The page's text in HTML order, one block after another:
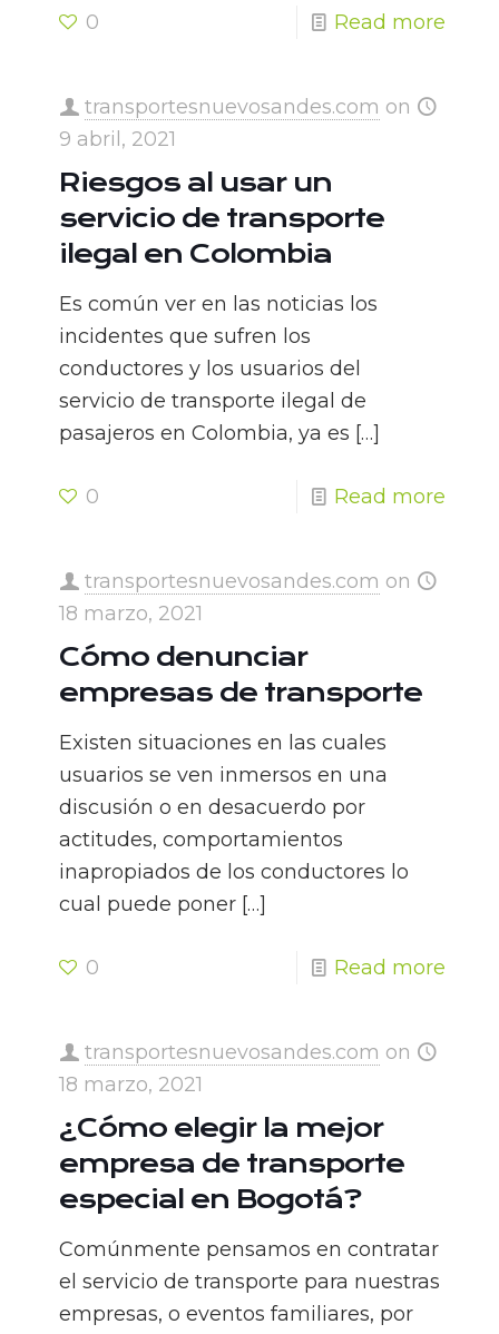
0 Read more
transportesnuevosandes.com on
9 abril, 2021
Riesgos al usar un
servicio de transporte
ilegal en Colombia
Es común ver en las noticias los
incidentes que sufren los
conductores y los usuarios del
servicio de transporte ilegal de
pasajeros en Colombia, ya es […]
0 Read more
transportesnuevosandes.com on
18 marzo, 2021
Cómo denunciar
empresas de transporte
Existen situaciones en las cuales
usuarios se ven inmersos en una
discusión o en desacuerdo por
actitudes, comportamientos
inapropiados de los conductores lo
cual puede poner […]
0 Read more
transportesnuevosandes.com on
18 marzo, 2021
¿Cómo elegir la mejor
empresa de transporte
especial en Bogotá?
Comúnmente pensamos en contratar
el servicio de transporte para nuestras
empresas, o eventos familiares, por